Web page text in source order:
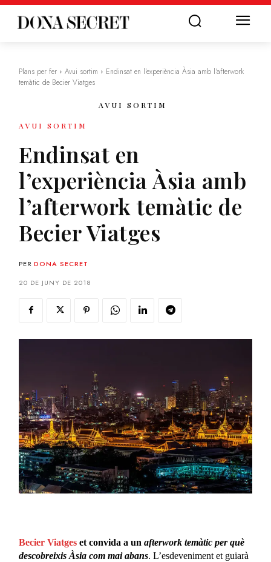
Plans per fer Avui sortim
Endinsat en l'experiència Àsia amb l'afterwork
temàtic de Becier Viatges
AVUI SORTIM
AVUI SORTIM
Endinsat en
l’experiència Àsia amb
l’afterwork temàtic de
Becier Viatges
PER DONA SECRET
20 DE JUNY DE 2018
Becier Viatges et convida a unafterwork temàtic per què
descobreixis Àsia com mai abans. L’esdeveniment et guiarà